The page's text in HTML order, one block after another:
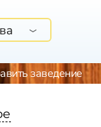
заведение